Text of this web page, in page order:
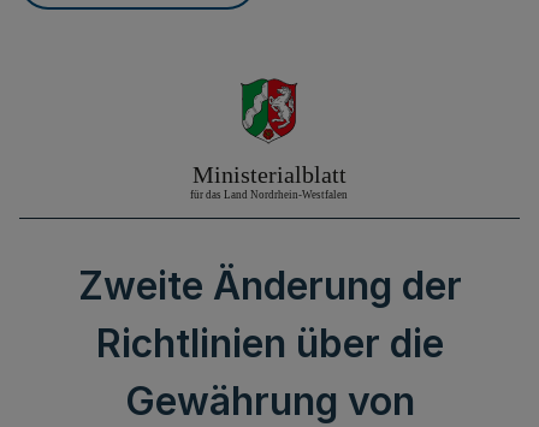
Zweite Änderung der
Richtlinien über die
Gewährung von